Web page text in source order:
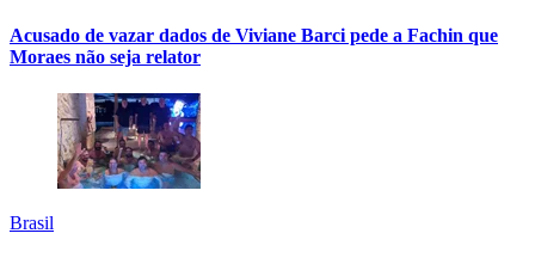
Acusado de vazar dados de Viviane Barci pede a Fachin que
Moraes não seja relator
Brasil